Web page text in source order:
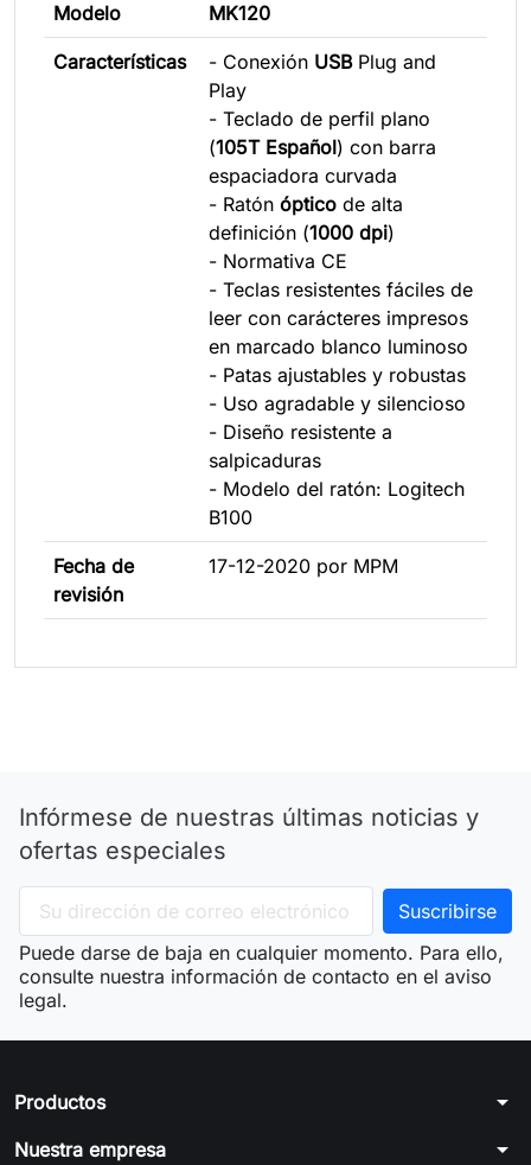
Modelo MK120
Características - Conexión USB Plug and
Play
- Teclado de perfil plano
(105T Español) con barra
espaciadora curvada
- Ratón óptico de alta
definición (1000 dpi)
- Normativa CE
- Teclas resistentes fáciles de
leer con carácteres impresos
en marcado blanco luminoso
- Patas ajustables y robustas
- Uso agradable y silencioso
- Diseño resistente a
salpicaduras
- Modelo del ratón: Logitech
B100
Fecha de
revisión
17-12-2020 por MPM
Infórmese de nuestras últimas noticias y
ofertas especiales
Puede darse de baja en cualquier momento. Para ello,
consulte nuestra información de contacto en el aviso
legal.
Productos arrow_drop_down
Nuestra empresa arrow_drop_down